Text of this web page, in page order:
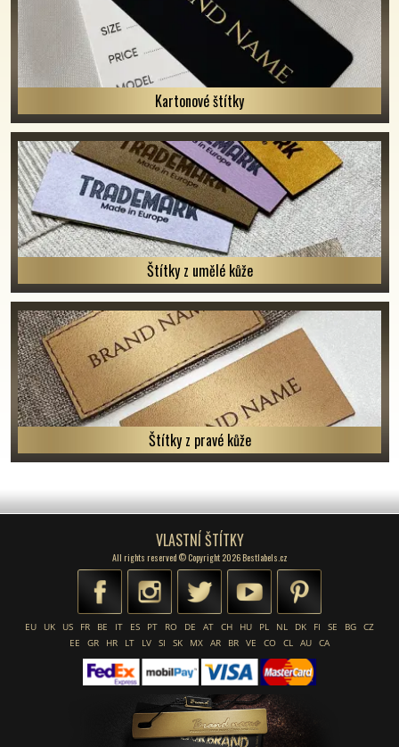
Kartonové štítky
Štítky z umělé kůže
Štítky z pravé kůže
VLASTNÍ ŠTÍTKY
All rights reserved © Copyright 2026 Bestlabels.cz
EU UK US FR BE IT ES PT RO DE AT CH HU PL NL DK FI SE BG CZ
EE
GR HR LT LV SI SK MX AR BR VE CO CL AU CA